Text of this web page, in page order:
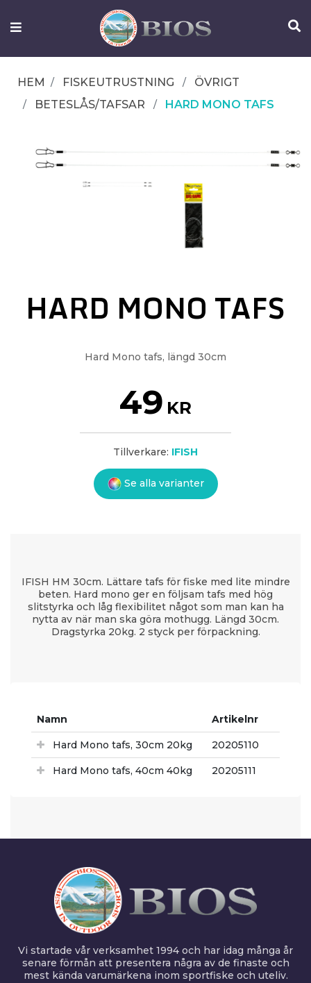
FISKEUTRUSTNING
OM
IFISH
KONTAKTA
OSS
HEM FISKEUTRUSTNING
ÖVRIGT
BETESLÅS/TAFSAR
HARD MONO TAFS
HARD MONO TAFS
Hard Mono tafs, längd 30cm
49 KR
Tillverkare: IFISH
Se alla varianter
IFISH HM 30cm. Lättare tafs för fiske med lite mindre
beten. Hard mono ger en följsam tafs med hög
slitstyrka och låg flexibilitet något som man kan ha
nytta av när man ska göra mothugg. Längd 30cm.
Dragstyrka 20kg. 2 styck per förpackning.
Namn Artikelnr
Hard Mono tafs, 30cm 20kg 20205110
Hard Mono tafs, 40cm 40kg 20205111
Vi startade vår verksamhet 1994 och har idag många år
senare förmån att presentera några av de finaste och
mest kända varumärkena inom sportfiske och uteliv.